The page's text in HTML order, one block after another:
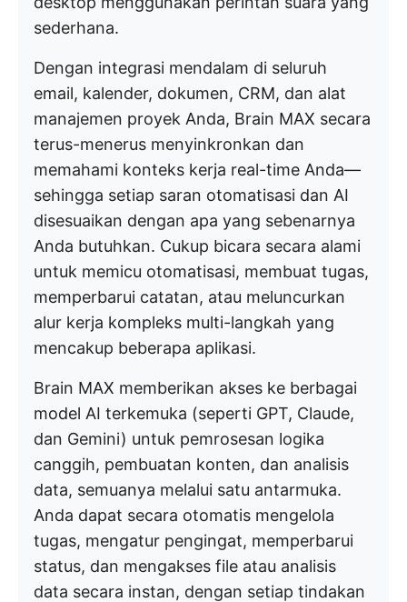
sederhana.
Dengan integrasi mendalam di seluruh
email, kalender, dokumen, CRM, dan alat
manajemen proyek Anda, Brain MAX secara
terus-menerus menyinkronkan dan
memahami konteks kerja real-time Anda—
sehingga setiap saran otomatisasi dan AI
disesuaikan dengan apa yang sebenarnya
Anda butuhkan. Cukup bicara secara alami
untuk memicu otomatisasi, membuat tugas,
memperbarui catatan, atau meluncurkan
alur kerja kompleks multi-langkah yang
mencakup beberapa aplikasi.
Brain MAX memberikan akses ke berbagai
model AI terkemuka (seperti GPT, Claude,
dan Gemini) untuk pemrosesan logika
canggih, pembuatan konten, dan analisis
data, semuanya melalui satu antarmuka.
Anda dapat secara otomatis mengelola
tugas, mengatur pengingat, memperbarui
status, dan mengakses file atau analisis
data secara instan, dengan setiap tindakan